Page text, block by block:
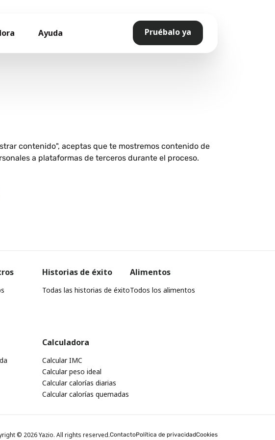
Ayuda Pruébalo ya
contenido", aceptas que te mostremos contenido de
a plataformas de terceros durante el proceso.
Historias de éxito
Todas las historias de éxito
Alimentos
Todos los alimentos
Calculadora
Calcular IMC
Calcular peso ideal
Calcular calorías diarias
Calcular calorías quemadas
© 2026 Yazio. All rights reserved.ContactoPolítica de privacidadCookies